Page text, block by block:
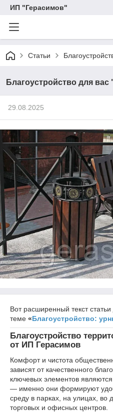
ИП "Герасимов"
Статьи
Благоустройство для
29.08.2025
Вот расширенный текст
теме «Благоустройство:
Благоустройство
от ИП Герасимов
Комфорт и чистота
зависят от качественного
ключевых элементов являются
— именно они формируют
среду в парках, на улицах, во
торговых и офисных центров.